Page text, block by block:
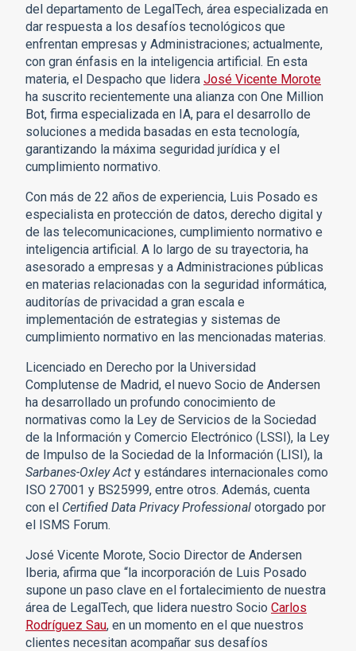
del departamento de LegalTech, área especializada en
dar respuesta a los desafíos tecnológicos que
enfrentan empresas y Administraciones; actualmente,
con gran énfasis en la inteligencia artificial. En esta
materia, el Despacho que lidera José Vicente Morote
ha suscrito recientemente una alianza con One Million
Bot, firma especializada en IA, para el desarrollo de
soluciones a medida basadas en esta tecnología,
garantizando la máxima seguridad jurídica y el
cumplimiento normativo.
Con más de 22 años de experiencia, Luis Posado es
especialista en protección de datos, derecho digital y
de las telecomunicaciones, cumplimiento normativo e
inteligencia artificial. A lo largo de su trayectoria, ha
asesorado a empresas y a Administraciones públicas
en materias relacionadas con la seguridad informática,
auditorías de privacidad a gran escala e
implementación de estrategias y sistemas de
cumplimiento normativo en las mencionadas materias.
Licenciado en Derecho por la Universidad
Complutense de Madrid, el nuevo Socio de Andersen
ha desarrollado un profundo conocimiento de
normativas como la Ley de Servicios de la Sociedad
de la Información y Comercio Electrónico (LSSI), la Ley
de Impulso de la Sociedad de la Información (LISI), la
Sarbanes-Oxley Act y estándares internacionales como
ISO 27001 y BS25999, entre otros. Además, cuenta
con el Certified Data Privacy Professional otorgado por
el ISMS Forum.
José Vicente Morote, Socio Director de Andersen
Iberia, afirma que “la incorporación de Luis Posado
supone un paso clave en el fortalecimiento de nuestra
área de LegalTech, que lidera nuestro Socio Carlos
Rodríguez Sau, en un momento en el que nuestros
clientes necesitan acompañar sus desafíos